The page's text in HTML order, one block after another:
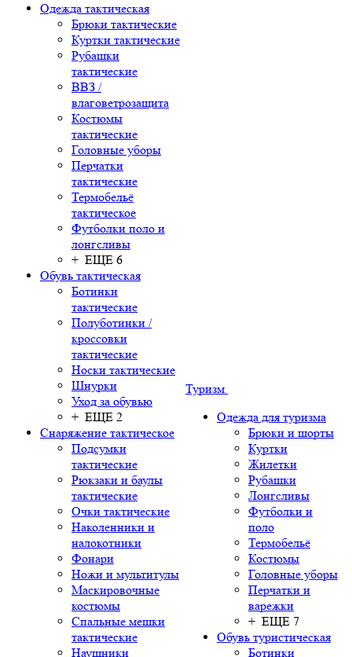
Одежда тактическая
Брюки тактические
Куртки тактические
Рубашки
тактические
ВВЗ /
влаговетрозащита
Костюмы
тактические
Головные уборы
Перчатки
тактические
Термобельё
тактическое
Футболки поло и
лонгсливы
+ ЕЩЕ 6
Обувь тактическая
Ботинки
тактические
Полуботинки /
кроссовки
тактические
Носки тактические
Шнурки
Уход за обувью
+ ЕЩЕ 2
Снаряжение тактическое
Подсумки
тактические
Рюкзаки и баулы
тактические
Очки тактические
Наколенники и
налокотники
Фонари
Ножи и мультитулы
Маскировочные
костюмы
Спальные мешки
тактические
Наушники
Туризм
Одежда для туризма
Брюки и шорты
Куртки
Жилетки
Рубашки
Лонгсливы
Футболки и
поло
Термобельё
Костюмы
Головные уборы
Перчатки и
варежки
+ ЕЩЕ 7
Обувь туристическая
Ботинки